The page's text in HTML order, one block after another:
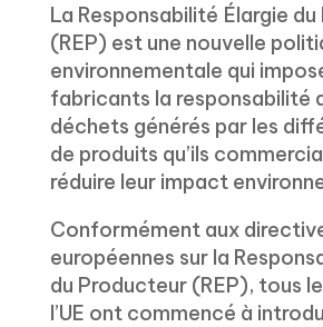
La Responsabilité Élargie
(REP) est une nouvelle
environnementale qui
fabricants la responsabilité
déchets générés par les
de produits qu’ils
réduire leur impact
Conformément aux
européennes sur la
du Producteur (REP), tous
l’UE ont commencé à